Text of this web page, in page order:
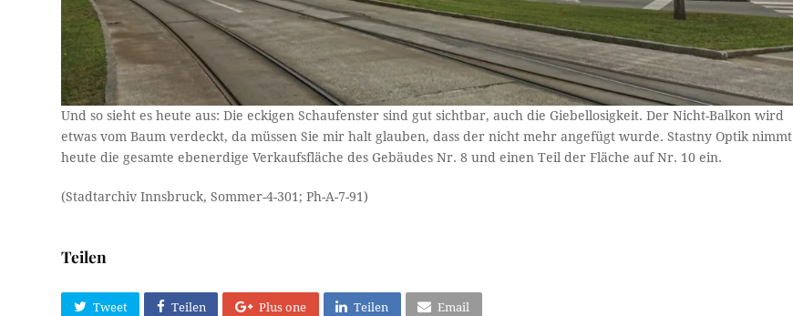
Und so sieht es heute aus: Die eckigen Schaufenster sind gut sichtbar, auch die Giebellosigkeit. Der Nicht-Balkon wird
etwas vom Baum verdeckt, da müssen Sie mir halt glauben, dass der nicht mehr angefügt wurde. Stastny Optik nimmt
heute die gesamte ebenerdige Verkaufsfläche des Gebäudes Nr. 8 und einen Teil der Fläche auf Nr. 10 ein.
(Stadtarchiv Innsbruck, Sommer-4-301; Ph-A-7-91)
Teilen
Tweet Teilen Plus one Teilen Email